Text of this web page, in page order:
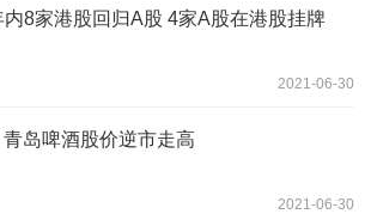
8家港股回归A股 4家A股在港股挂牌
2021-06-30
岛啤酒股价逆市走高
2021-06-30